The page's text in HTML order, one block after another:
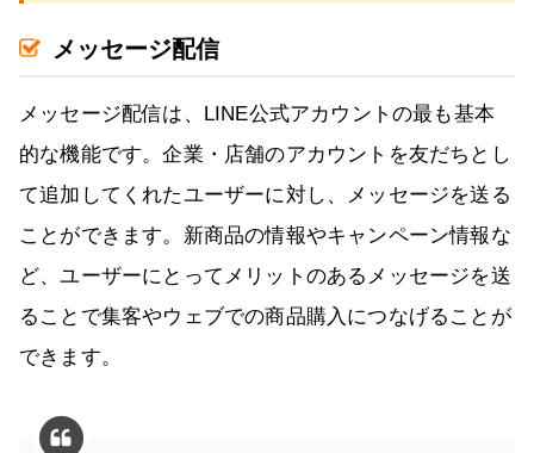
メッセージ配信
メッセージ配信は、LINE公式アカウントの最も基本
的な機能です。企業・店舗のアカウントを友だちとし
て追加してくれたユーザーに対し、メッセージを送る
ことができます。新商品の情報やキャンペーン情報な
ど、ユーザーにとってメリットのあるメッセージを送
ることで集客やウェブでの商品購入につなげることが
できます。